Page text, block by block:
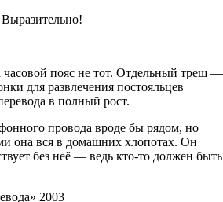
пояс не тот. Отдельный треш —
для развлечения постояльцев
в полный рост.
провода вроде бы рядом, но
она вся в домашних хлопотах. Он
без неё — ведь кто-то должен быть